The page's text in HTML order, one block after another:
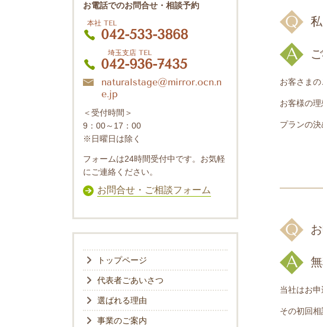
お客さま
お客様の理
プランの
当社はお
その初回
お電話でのお問合せ・相談予約
本社 TEL
042-533-3868
埼玉支店 TEL
042-936-7435
naturalstage@mirror.ocn.n
e.jp
＜受付時間＞
9：00～17：00
※日曜日は除く
フォームは24時間受付中です。お気軽
にご連絡ください。
お問合せ・ご相談フォーム
トップページ
代表者ごあいさつ
選ばれる理由
事業のご案内